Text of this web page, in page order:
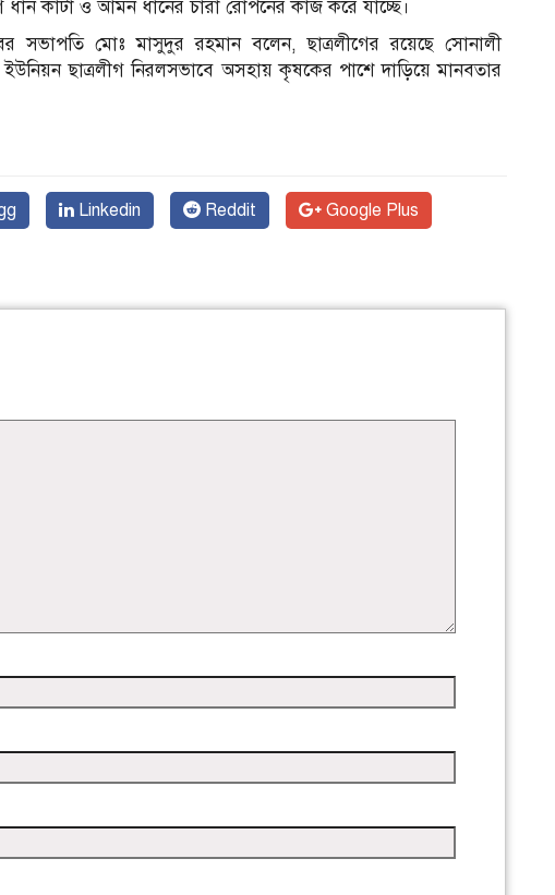
ধান কাটা ও আমন ধানের চারা রোপনের কাজ করে যাচ্ছে।
সভাপতি মোঃ মাসুদুর রহমান বলেন, ছাত্রলীগের রয়েছে সোনালী
ছাত্রলীগ নিরলসভাবে অসহায় কৃষকের পাশে দাড়িয়ে মানবতার
Linkedin Reddit Google Plus